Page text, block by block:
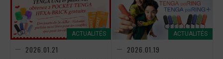
ACTUALITÉS
2026.01.21
ACTUALITÉS
2026.01.19